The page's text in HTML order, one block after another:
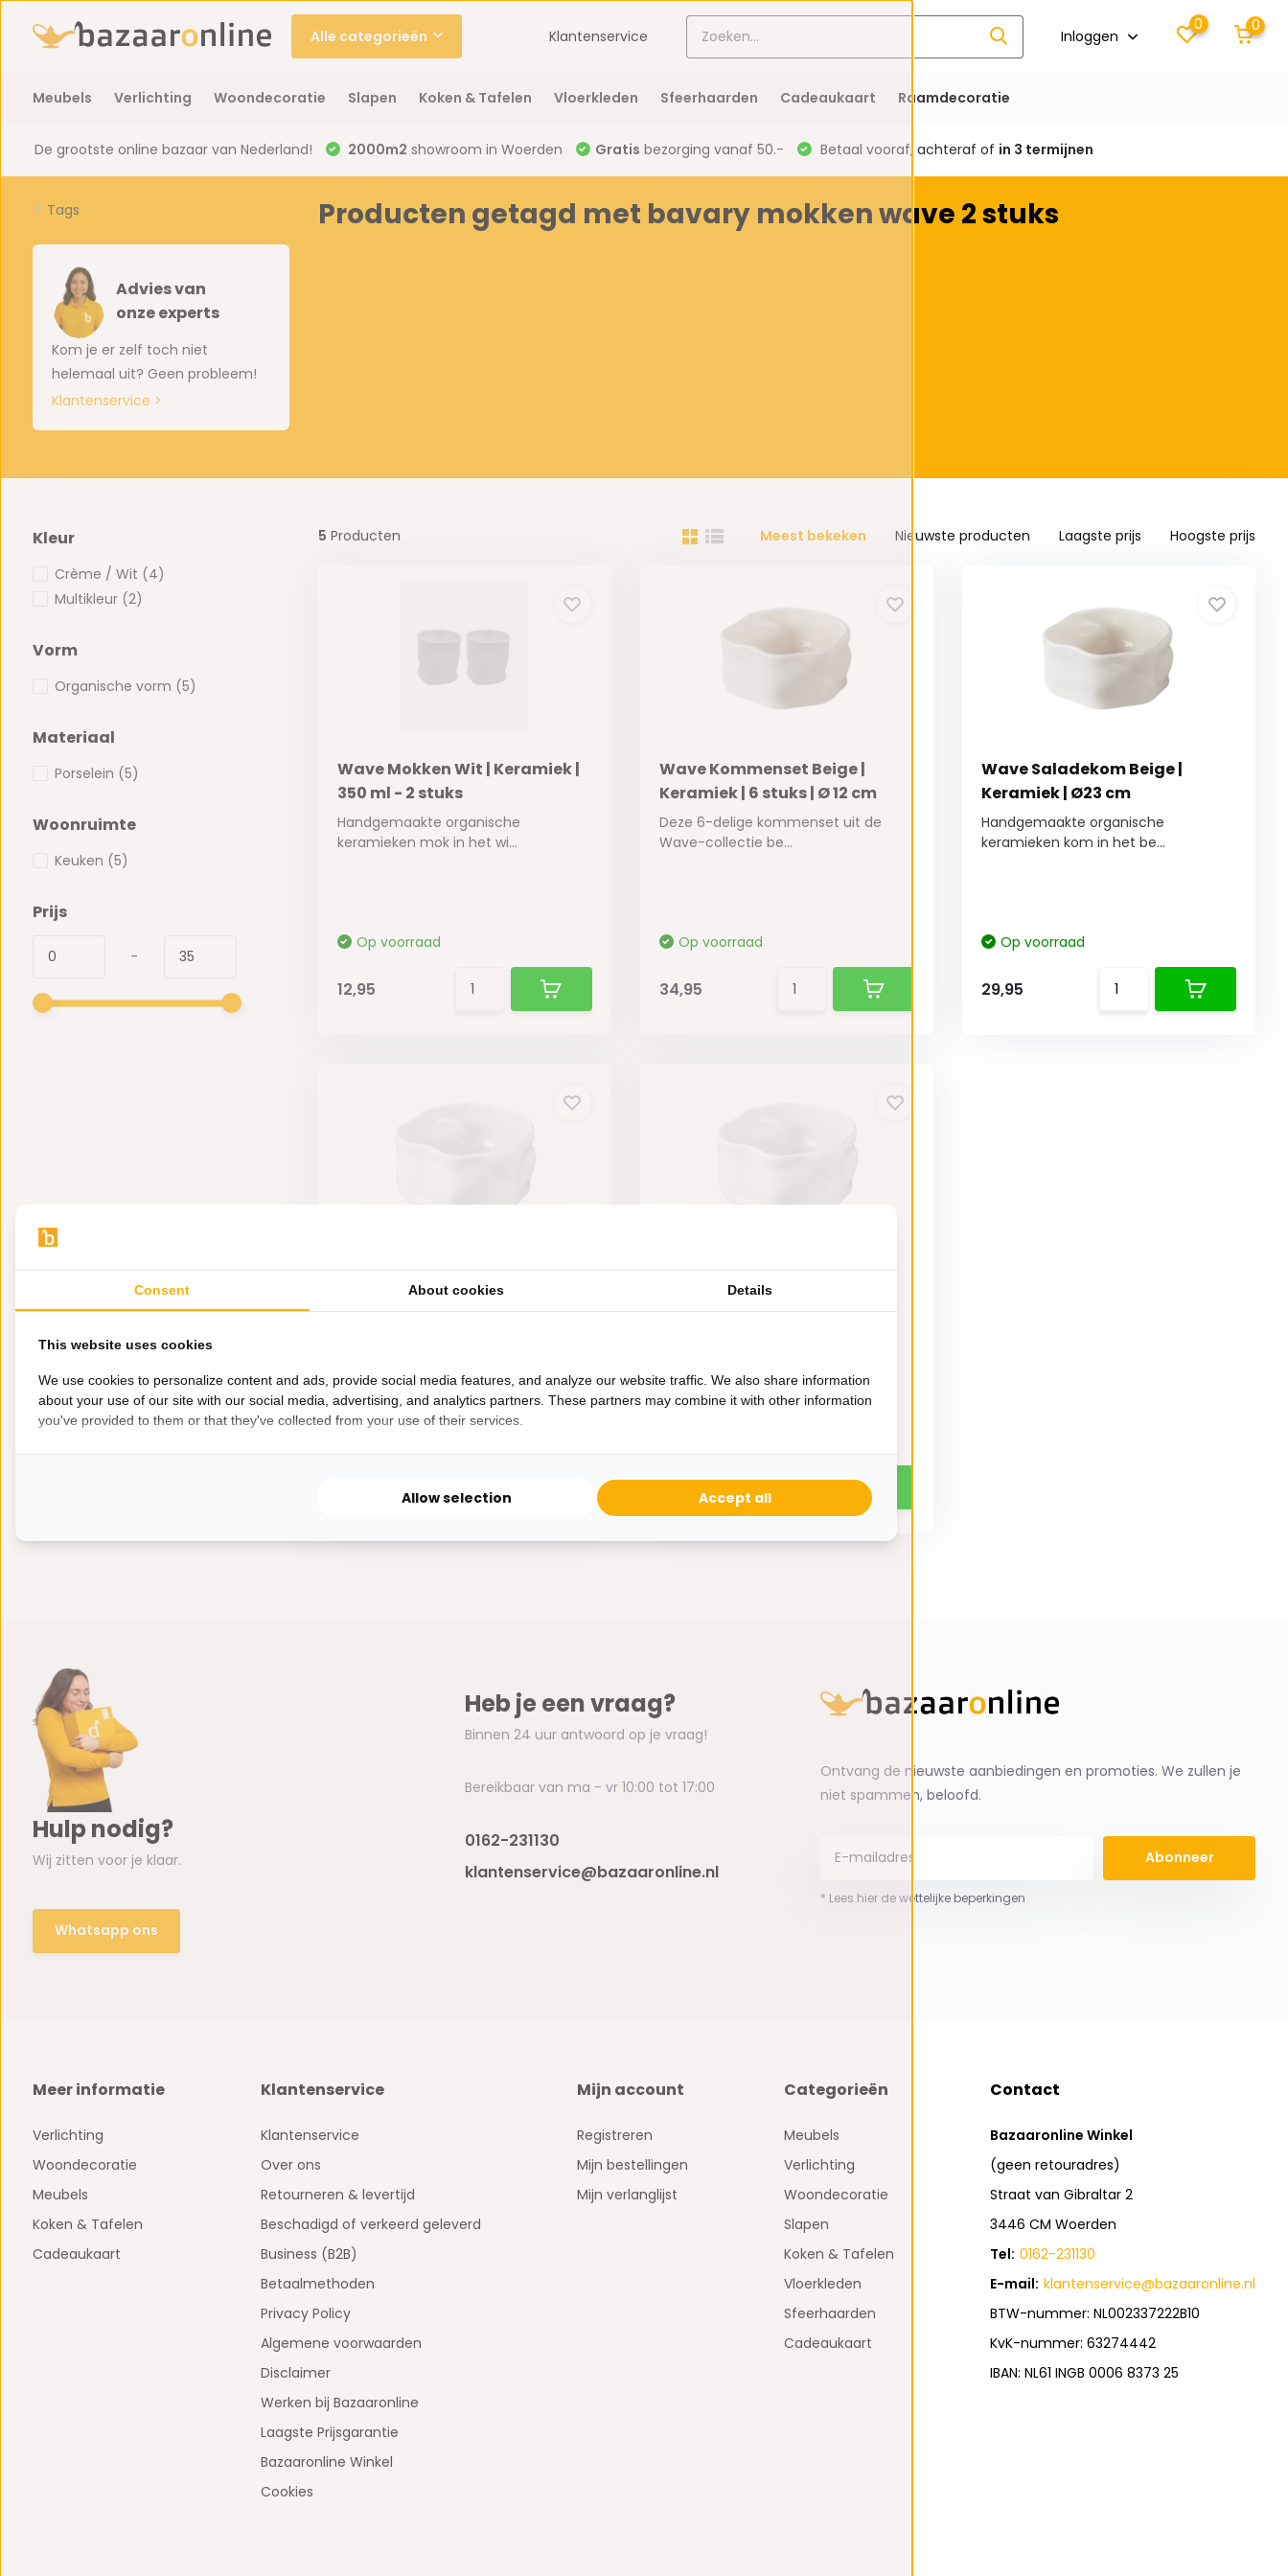
Alle categorieën Klantenservice Inloggen
0 0
Meubels Verlichting Woondecoratie Slapen Koken & Tafelen Vloerkleden Sfeerhaarden Cadeaukaart Raamdecoratie
De grootste online bazaar van Nederland! 2000m2 showroom in Woerden Gratis bezorging vanaf 50.- Betaal vooraf, achteraf of in 3 termijnen
Tags
Advies van
onze experts
Kom je er zelf toch niet
helemaal uit? Geen probleem!
Klantenservice >
Producten getagd met bavary mokken wave 2 stuks
Kleur
Crème / Wit (4)
Multikleur (2)
Vorm
Organische vorm (5)
Materiaal
Porselein (5)
Woonruimte
Keuken (5)
Prijs
-
5 Producten Meest bekeken Nieuwste producten Laagste prijs Hoogste prijs
Wave Mokken Wit | Keramiek |
350 ml - 2 stuks
Handgemaakte organische
keramieken mok in het wi...
Op voorraad
12,95
Wave Kommenset Beige |
Keramiek | 6 stuks | Ø 12 cm
Deze 6-delige kommenset uit de
Wave-collectie be...
Op voorraad
34,95
Wave Saladekom Beige |
Keramiek | Ø23 cm
Handgemaakte organische
keramieken kom in het be...
Op voorraad
29,95
Wave Kommenset Wit |
Keramiek | 6 stuks | Ø 12 cm
Wave Saladekom Wit |
Keramiek | Ø23 cm
Hulp nodig?
Wij zitten voor je klaar.
Whatsapp ons
Heb je een vraag?
Binnen 24 uur antwoord op je vraag!
Bereikbaar van ma - vr 10:00 tot 17:00
0162-231130
klantenservice@bazaaronline.nl
Ontvang de nieuwste aanbiedingen en promoties. We zullen je
niet spammen, beloofd.
Abonneer
* Lees hier de wettelijke beperkingen
Meer informatie
Verlichting
Woondecoratie
Meubels
Koken & Tafelen
Cadeaukaart
Klantenservice
Klantenservice
Over ons
Retourneren & levertijd
Beschadigd of verkeerd geleverd
Business (B2B)
Betaalmethoden
Privacy Policy
Algemene voorwaarden
Disclaimer
Werken bij Bazaaronline
Laagste Prijsgarantie
Bazaaronline Winkel
Cookies
Mijn account
Registreren
Mijn bestellingen
Mijn verlanglijst
Categorieën
Meubels
Verlichting
Woondecoratie
Slapen
Koken & Tafelen
Vloerkleden
Sfeerhaarden
Cadeaukaart
Contact
Bazaaronline Winkel
(geen retouradres)
Straat van Gibraltar 2
3446 CM Woerden
Tel: 0162-231130
E-mail: klantenservice@bazaaronline.nl
BTW-nummer: NL002337222B10
KvK-nummer: 63274442
IBAN: NL61 INGB 0006 8373 25
Consent About cookies Details
This website uses cookies
We use cookies to personalize content and ads, provide social media features, and analyze our website traffic. We also share information
about your use of our site with our social media, advertising, and analytics partners. These partners may combine it with other information
you've provided to them or that they've collected from your use of their services.
Allow selection Accept all